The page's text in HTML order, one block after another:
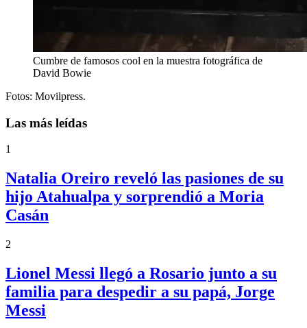
Cumbre de famosos cool en la muestra fotográfica de
David Bowie
Fotos: Movilpress.
Las más leídas
1
Natalia Oreiro reveló las pasiones de su
hijo Atahualpa y sorprendió a Moria
Casán
2
Lionel Messi llegó a Rosario junto a su
familia para despedir a su papá, Jorge
Messi